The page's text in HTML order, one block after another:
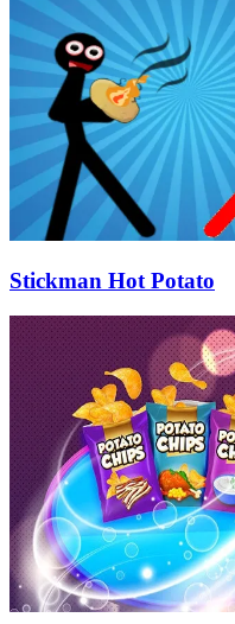
Stickman Hot Potato